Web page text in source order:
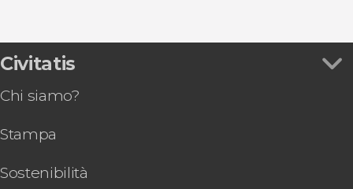
Civitatis
Chi siamo?
Stampa
Sostenibilità